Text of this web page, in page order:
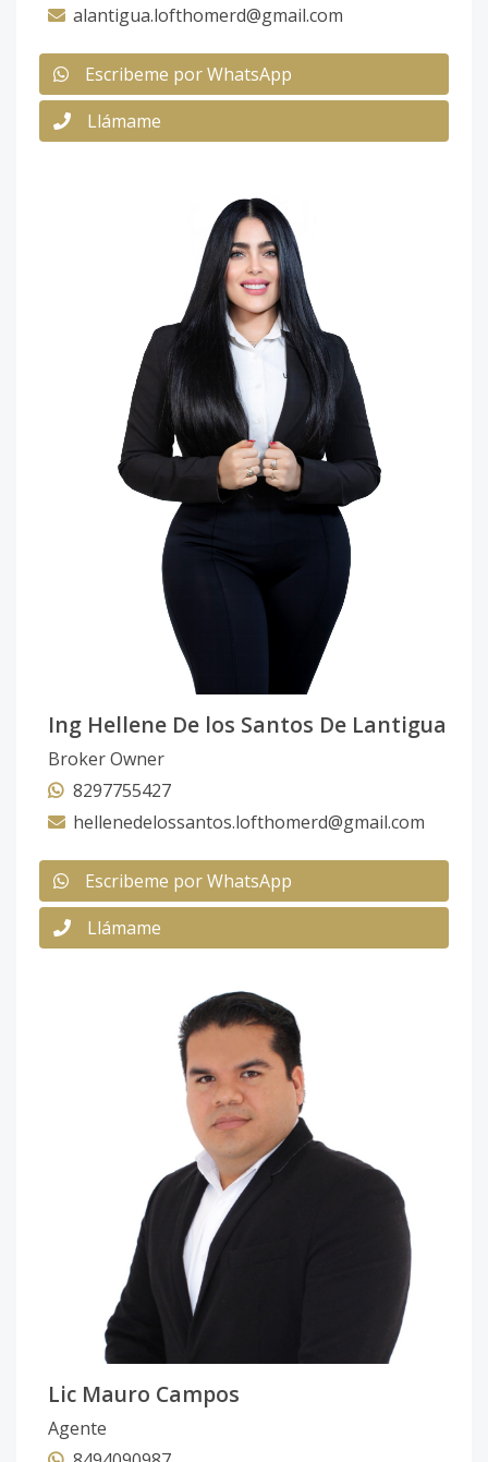
alantigua.lofthomerd@gmail.com
Escribeme por WhatsApp
Llámame
Ing Hellene De los Santos De Lantigua
Broker Owner
8297755427
hellenedelossantos.lofthomerd@gmail.com
Escribeme por WhatsApp
Llámame
Lic Mauro Campos
Agente